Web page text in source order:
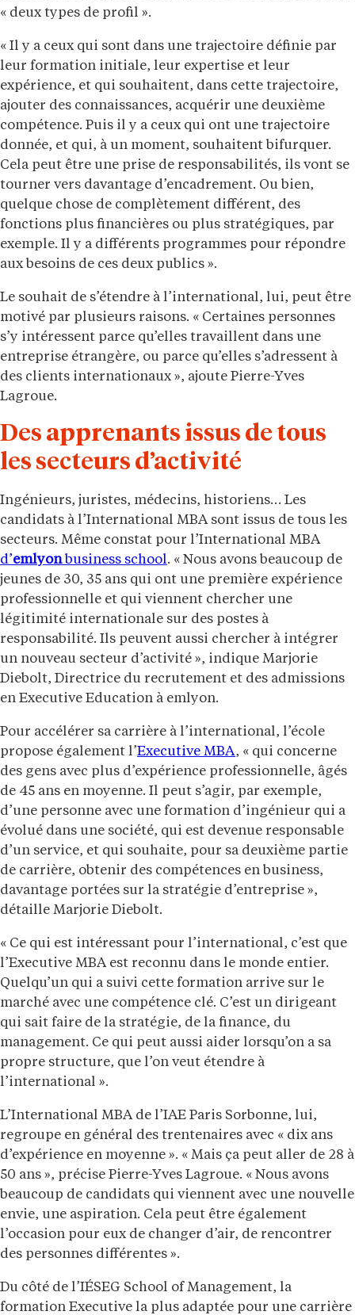
« deux types de profil ».
« Il y a ceux qui sont dans une trajectoire définie par
leur formation initiale, leur expertise et leur
expérience, et qui souhaitent, dans cette trajectoire,
ajouter des connaissances, acquérir une deuxième
compétence. Puis il y a ceux qui ont une trajectoire
donnée, et qui, à un moment, souhaitent bifurquer.
Cela peut être une prise de responsabilités, ils vont se
tourner vers davantage d’encadrement. Ou bien,
quelque chose de complètement différent, des
fonctions plus financières ou plus stratégiques, par
exemple. Il y a différents programmes pour répondre
aux besoins de ces deux publics ».
Le souhait de s’étendre à l’international, lui, peut être
motivé par plusieurs raisons. « Certaines personnes
s’y intéressent parce qu’elles travaillent dans une
entreprise étrangère, ou parce qu’elles s’adressent à
des clients internationaux », ajoute Pierre-Yves
Lagroue.
Des apprenants issus de tous
les secteurs d’activité
Ingénieurs, juristes, médecins, historiens… Les
candidats à l’International MBA sont issus de tous les
secteurs. Même constat pour l’International MBA
d’emlyonbusiness school. « Nous avons beaucoup de
jeunes de 30, 35 ans qui ont une première expérience
professionnelle et qui viennent chercher une
légitimité internationale sur des postes à
responsabilité. Ils peuvent aussi chercher à intégrer
un nouveau secteur d’activité », indique Marjorie
Diebolt, Directrice du recrutement et des admissions
en Executive Education à emlyon.
Pour accélérer sa carrière à l’international, l’école
propose également l’Executive MBA, « qui concerne
des gens avec plus d’expérience professionnelle, âgés
de 45 ans en moyenne. Il peut s’agir, par exemple,
d’une personne avec une formation d’ingénieur qui a
évolué dans une société, qui est devenue responsable
d’un service, et qui souhaite, pour sa deuxième partie
de carrière, obtenir des compétences en business,
davantage portées sur la stratégie d’entreprise »,
détaille Marjorie Diebolt.
« Ce qui est intéressant pour l’international, c’est que
l’Executive MBA est reconnu dans le monde entier.
Quelqu’un qui a suivi cette formation arrive sur le
marché avec une compétence clé. C’est un dirigeant
qui sait faire de la stratégie, de la finance, du
management. Ce qui peut aussi aider lorsqu’on a sa
propre structure, que l’on veut étendre à
l’international ».
L’International MBA de l’IAE Paris Sorbonne, lui,
regroupe en général des trentenaires avec « dix ans
d’expérience en moyenne ». « Mais ça peut aller de 28 à
50 ans », précise Pierre-Yves Lagroue. « Nous avons
beaucoup de candidats qui viennent avec une nouvelle
envie, une aspiration. Cela peut être également
l’occasion pour eux de changer d’air, de rencontrer
des personnes différentes ».
Du côté de l’IÉSEG School of Management, la
formation Executive la plus adaptée pour une carrière